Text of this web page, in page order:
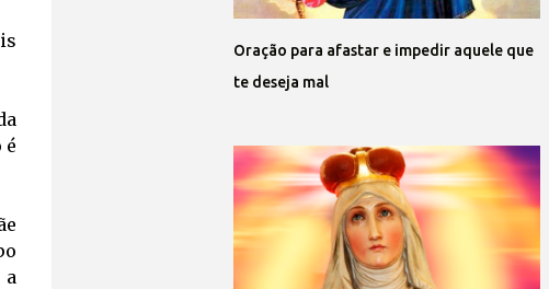
é
a
Oração para afastar e impedir aquele que
te deseja mal